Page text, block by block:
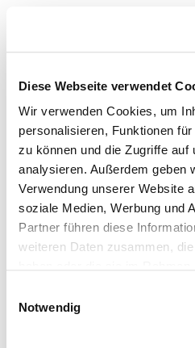
Diese Webseite verwendet
Wir verwenden Cookies, um
personalisieren, Funktionen
zu können und die Zugriffe auf
analysieren. Außerdem geben
Verwendung unserer Website
soziale Medien, Werbung und
Partner führen diese
weiteren Daten zusammen,
Notwendig